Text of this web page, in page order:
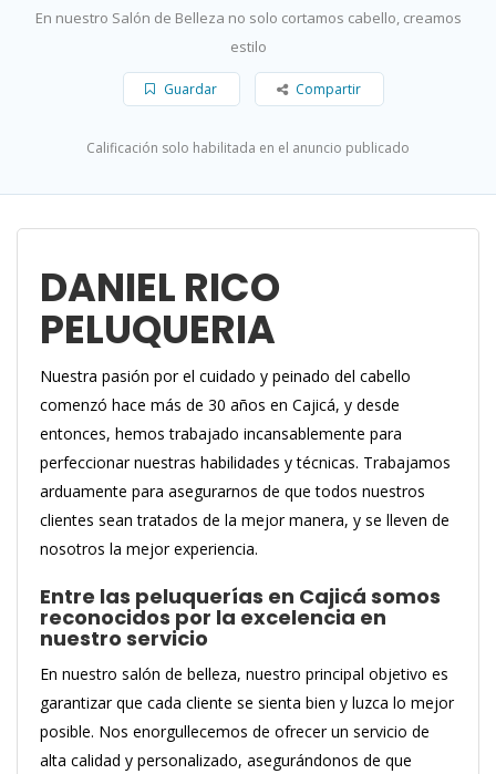
En nuestro Salón de Belleza no solo cortamos cabello, creamos
estilo
Guardar Compartir
Calificación solo habilitada en el anuncio publicado
DANIEL RICO
PELUQUERIA
Nuestra pasión por el cuidado y peinado del cabello
comenzó hace más de 30 años en Cajicá, y desde
entonces, hemos trabajado incansablemente para
perfeccionar nuestras habilidades y técnicas. Trabajamos
arduamente para asegurarnos de que todos nuestros
clientes sean tratados de la mejor manera, y se lleven de
nosotros la mejor experiencia.
Entre las peluquerías en Cajicá somos
reconocidos por la excelencia en
nuestro servicio
En nuestro salón de belleza, nuestro principal objetivo es
garantizar que cada cliente se sienta bien y luzca lo mejor
posible. Nos enorgullecemos de ofrecer un servicio de
alta calidad y personalizado, asegurándonos de que